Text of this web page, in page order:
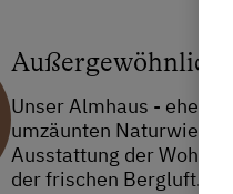
Außergewöhnlich
Unser Almhaus -
umzäunten Naturwiese
Ausstattung der
der frischen Bergluft.